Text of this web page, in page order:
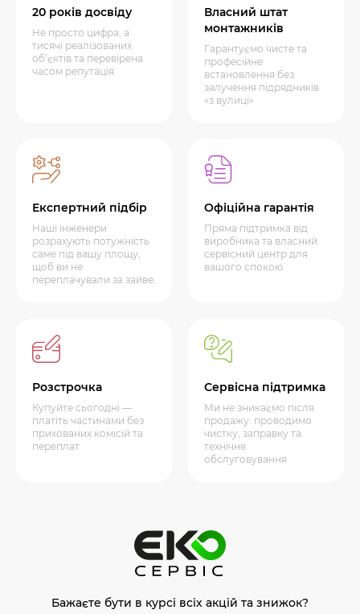
20 років досвіду
Не просто цифра, а
тисячі реалізованих
об’єктів та перевірена
часом репутація.
Власний штат
монтажників
Гарантуємо чисте та
професійне
встановлення без
залучення підрядників
«з вулиці»
Експертний підбір
Наші інженери
розрахують потужність
саме під вашу площу,
щоб ви не
переплачували за зайве.
Офіційна гарантія
Пряма підтримка від
виробника та власний
сервісний центр для
вашого спокою.
Розстрочка
Купуйте сьогодні —
платіть частинами без
прихованих комісій та
переплат.
Сервісна підтримка
Ми не зникаємо після
продажу: проводимо
чистку, заправку та
технічне
обслуговування
Бажаєте бути в курсі всіх акцій та знижок?